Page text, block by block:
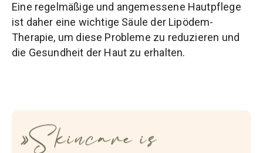
Eine regelmäßige und angemessene Hautpflege
ist daher eine wichtige Säule der Lipödem-
Therapie, um diese Probleme zu reduzieren und
die Gesundheit der Haut zu erhalten.
Skincare is